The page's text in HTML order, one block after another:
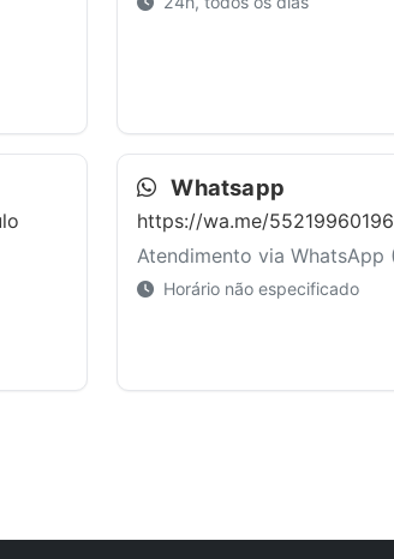
Whatsapp
https://wa.me/
Atendimento via WhatsApp
Horário não especificado